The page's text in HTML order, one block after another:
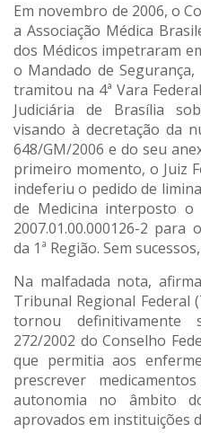
Em novembro de 2006, o
a Associação Médica
dos Médicos impetraram
o Mandado de
tramitou na 4ª Vara
Judiciária de Brasília
visando à decretação da
648/GM/2006 e do seu
primeiro momento, o Juiz
indeferiu o pedido de
de Medicina interposto
2007.01.00.000126-2
da 1ª Região. Sem
Na malfadada nota,
Tribunal Regional Federal
tornou definitivamente
272/2002 do Conselho
que permitia aos
prescrever
autonomia no âmbito
aprovados em instituições